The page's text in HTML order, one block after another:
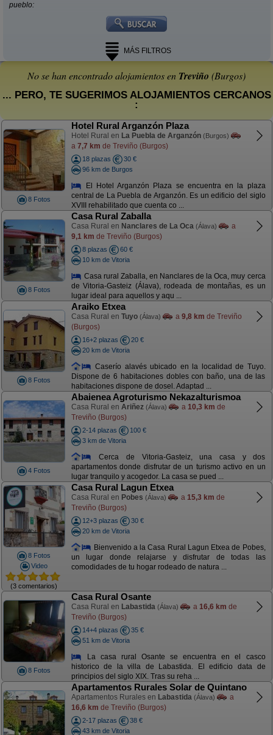
pueblo:
MÁS FILTROS
No se han encontrado alojamientos en Treviño (Burgos)
... PERO, TE SUGERIMOS ALOJAMIENTOS CERCANOS
:
8 Fotos
Hotel Rural Arganzón Plaza
Hotel Rural en La Puebla de Arganzón (Burgos)
a 7,7 km de Treviño (Burgos)
18 plazas
30 €
96 km de Burgos
El Hotel Arganzón Plaza se encuentra en la plaza
central de La Puebla de Arganzón. Es un edificio del siglo
XVIII rehabilitado que cuenta co ...
8 Fotos
Casa Rural Zaballa
Casa Rural en Nanclares de La Oca (Álava)
a
9,1 km de Treviño (Burgos)
8 plazas
60 €
10 km de Vitoria
Casa rural Zaballa, en Nanclares de la Oca, muy cerca
de Vitoria-Gasteiz (Álava), rodeada de montañas, es un
lugar ideal para aquellos y aqu ...
8 Fotos
Araiko Etxea
Casa Rural en Tuyo (Álava) a 9,8 km de Treviño
(Burgos)
16+2 plazas
20 €
20 km de Vitoria
Caserío alavés ubicado en la localidad de Tuyo.
Dispone de 6 habitaciones dobles con baño, una de las
habitaciones dispone de dosel. Adaptad ...
4 Fotos
Abaienea Agroturismo Nekazalturismoa
Casa Rural en Ariñez (Álava) a 10,3 km de
Treviño (Burgos)
2-14 plazas
100 €
3 km de Vitoria
Cerca de Vitoria-Gasteiz, una casa y dos
apartamentos donde disfrutar de un turismo activo en un
lugar tranquilo y acogedor. La casa se pued ...
8 Fotos
Video
(3 comentarios)
Casa Rural Lagun Etxea
Casa Rural en Pobes (Álava) a 15,3 km de
Treviño (Burgos)
12+3 plazas
30 €
20 km de Vitoria
Bienvenido a la Casa Rural Lagun Etxea de Pobes,
un lugar donde relajarse y disfrutar de todas las
comodidades de tu hogar rodeado de natura ...
8 Fotos
Casa Rural Osante
Casa Rural en Labastida (Álava) a 16,6 km de
Treviño (Burgos)
14+4 plazas
35 €
51 km de Vitoria
La casa rural Osante se encuentra en el casco
historico de la villa de Labastida. El edificio data de
principios del siglo XIX. Tras su reha ...
Apartamentos Rurales Solar de Quintano
Apartamentos Rurales en Labastida (Álava)
a
16,6 km de Treviño (Burgos)
2-17 plazas
38 €
43 km de Vitoria